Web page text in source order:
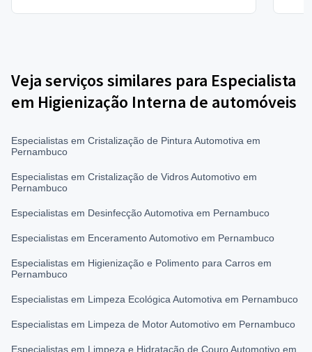
Veja serviços similares para Especialista
em Higienização Interna de automóveis
Especialistas em Cristalização de Pintura Automotiva em
Pernambuco
Especialistas em Cristalização de Vidros Automotivo em
Pernambuco
Especialistas em Desinfecção Automotiva em Pernambuco
Especialistas em Enceramento Automotivo em Pernambuco
Especialistas em Higienização e Polimento para Carros em
Pernambuco
Especialistas em Limpeza Ecológica Automotiva em Pernambuco
Especialistas em Limpeza de Motor Automotivo em Pernambuco
Especialistas em Limpeza e Hidratação de Couro Automotivo em